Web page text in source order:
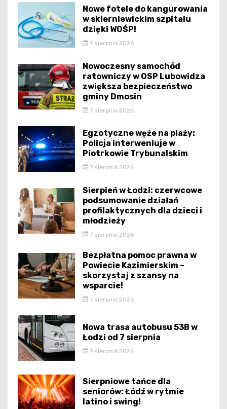
Nowe fotele do kangurowania
w skierniewickim szpitalu
dzięki WOŚP!
7 sierpnia 2026
Nowoczesny samochód
ratowniczy w OSP Lubowidza
zwiększa bezpieczeństwo
gminy Dmosin
7 sierpnia 2026
Egzotyczne węże na plaży:
Policja interweniuje w
Piotrkowie Trybunalskim
7 sierpnia 2026
Sierpień w Łodzi: czerwcowe
podsumowanie działań
profilaktycznych dla dzieci i
młodzieży
7 sierpnia 2026
Bezpłatna pomoc prawna w
Powiecie Kazimierskim –
skorzystaj z szansy na
wsparcie!
7 sierpnia 2026
Nowa trasa autobusu 53B w
Łodzi od 7 sierpnia
7 sierpnia 2026
Sierpniowe tańce dla
seniorów: Łódź w rytmie
latino i swing!